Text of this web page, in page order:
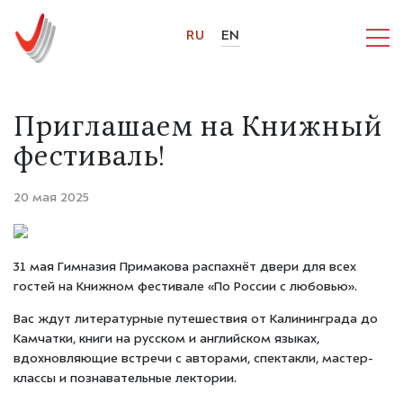
RU EN
Приглашаем на Книжный
фестиваль!
20 мая 2025
31 мая Гимназия Примакова распахнёт двери для всех
гостей на Книжном фестивале «По России с любовью».
Вас ждут литературные путешествия от Калининграда до
Камчатки, книги на русском и английском языках,
вдохновляющие встречи с авторами, спектакли, мастер-
классы и познавательные лектории.